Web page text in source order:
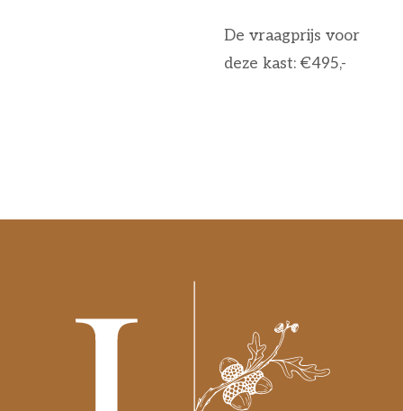
De vraagprijs voor
deze kast: €495,-